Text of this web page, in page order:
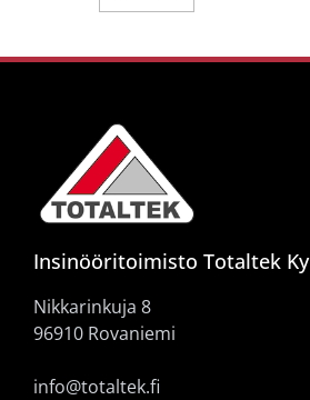
Insinööritoimisto Totaltek Ky
Nikkarinkuja 8
96910 Rovaniemi
info@totaltek.fi